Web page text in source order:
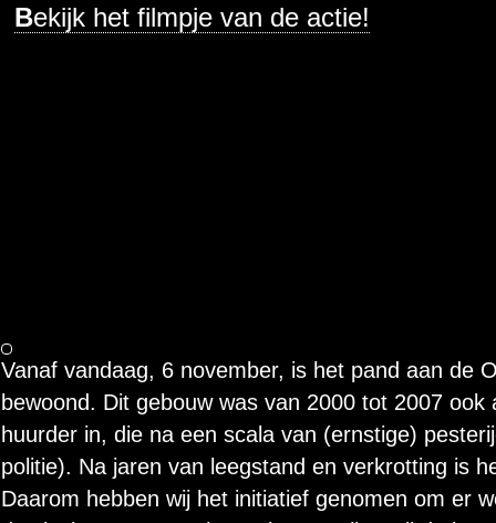
Bekijk het filmpje van de actie!
Vanaf vandaag, 6 november, is het pand aan de
bewoond. Dit gebouw was van 2000 tot 2007
huurder in, die na een scala van (ernstige)
politie). Na jaren van leegstand en verkrotting is
Daarom hebben wij het initiatief genomen om er